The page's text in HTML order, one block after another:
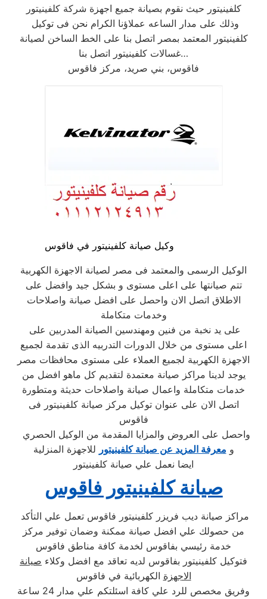
كلفينيتور حيث نقوم بصيانة جميع اجهزة شركة كلفينيتور
كلفينيتور المعتمد بمصر اتصل بنا على الخط الساخن لصيانة
غسالات كلفينيتور اتصل بنا…
فاقوس، بني صريد، مركز فاقوس
وكيل صيانة كلفينيتور في فاقوس
الوكيل الرسمى والمعتمد فى مصر لصيانة الاجهزة الكهربية
تتم صيانتها على اعلى مستوى و بشكل جيد وافضل على
الاطلاق اتصل الان واحصل على افضل صيانة واصلاحات
وخدمات متكاملة
اعلى مستوى من خلال الدورات التدربيه الذى تقدمة لجميع
الاجهزة الكهربية لجميع العملاء على مستوى محافظات مصر
يوجد لدينا مراكز صيانة معتمدة لتقديم كل ماهو افضل من
خدمات متكاملة واعمال صيانة واصلاحات حديثة ومتطورة
اتصل الان على عنوان توكيل مركز صيانة كلفينيتور فى
فاقوس
و معرفة المزيد عن صيانة كلفينيتور للاجهزة المنزلية
ايضا نعمل علي صيانة كلفينيتور
صيانة كلفينيتور فاقوس
من حصولك علي افضل صيانة ممكنة وضمان توفير مركز
خدمة رئيسي بفاقوس لخدمة كافة مناطق فاقوس
فتوكيل كلفينيتور بفاقوس لديه تعاقد مع افضل وكلاء صيانة
الاجهزة الكهربائية في فاقوس
وفريق مخصص للرد علي كافة اسئلتكم علي مدار 24 ساعة